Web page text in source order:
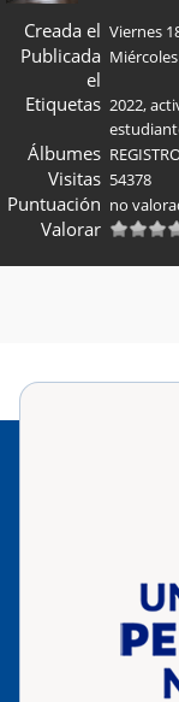
Creada el Viernes
Publicada
el
Etiquetas 2022,
Álbumes
Visitas 54378
Puntuación no
Valorar